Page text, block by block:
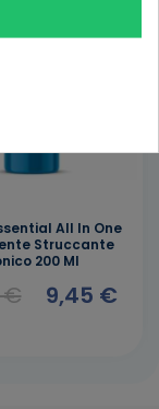
All In One
Struccante
200 Ml
€ 9,45 €